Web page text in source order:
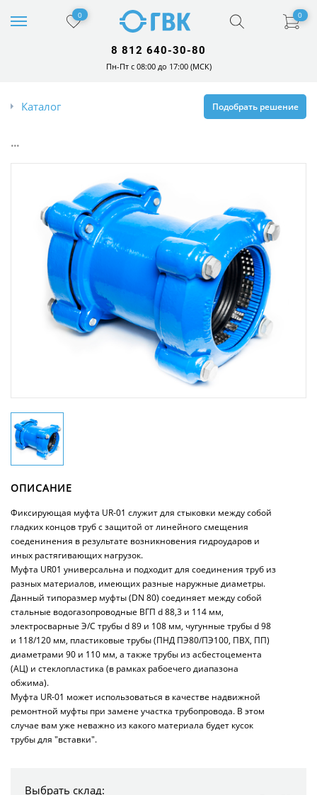
0 0
8 812 640-30-80
Пн-Пт с 08:00 до 17:00 (МСК)
Каталог Подобрать решение
...
ОПИСАНИЕ
Фиксирующая муфта UR-01 служит для стыковки между собой
гладких концов труб с защитой от линейного смещения
соеденинения в результате возникновения гидроударов и
иных растягивающих нагрузок.
Муфта UR01 универсальна и подходит для соединения труб из
разных материалов, имеющих разные наружные диаметры.
Данный типоразмер муфты (DN 80) соединяет между собой
стальные водогазопроводные ВГП d 88,3 и 114 мм,
электросварные Э/С трубы d 89 и 108 мм, чугунные трубы d 98
и 118/120 мм, пластиковые трубы (ПНД ПЭ80/ПЭ100, ПВХ, ПП)
диаметрами 90 и 110 мм, а также трубы из асбестоцемента
(АЦ) и стеклопластика (в рамках рабоечего диапазона
обжима).
Муфта UR-01 может использоваться в качестве надвижной
ремонтной муфты при замене участка трубопровода. В этом
случае вам уже неважно из какого материала будет кусок
трубы для "вставки".
Выбрать склад: